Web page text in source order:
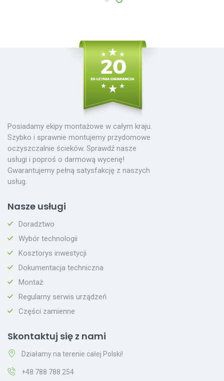
1 2
Posiadamy ekipy montażowe w całym kraju.
Szybko i sprawnie montujemy przydomowe
oczyszczalnie ścieków. Sprawdź nasze
usługi i poproś o darmową wycenę!
Gwarantujemy pełną satysfakcję z naszych
usług.
Nasze usługi
Doradztwo
Wybór technologii
Kosztorys inwestycji
Dokumentacja techniczna
Montaż
Regularny serwis urządzeń
Części zamienne
Skontaktuj się z nami
Działamy na terenie całej Polski!
+48 788 788 254